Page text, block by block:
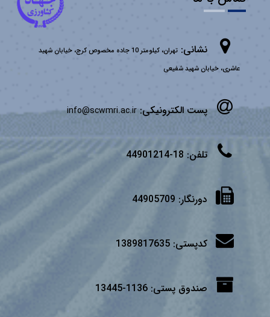
نشانی:
تهران، کیلومتر 10 جاده مخصوص کرج، خیابان شهید
عاشری، خیابان شهید شفیعی
پست الکترونیکی:info@scwmri.ac.ir
تلفن: 18-44901214
دورنگار: 44905709
کدپستی: 1389817635
صندوق پستی: 1136-13445